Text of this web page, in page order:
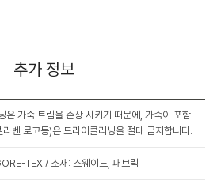
추가 정보
은 가죽 트림을 손상 시키기 때문에, 가죽이 포함
라벤 로고등)은 드라이클리닝을 절대 금지합니다.
TEX / 소재: 스웨이드, 패브릭